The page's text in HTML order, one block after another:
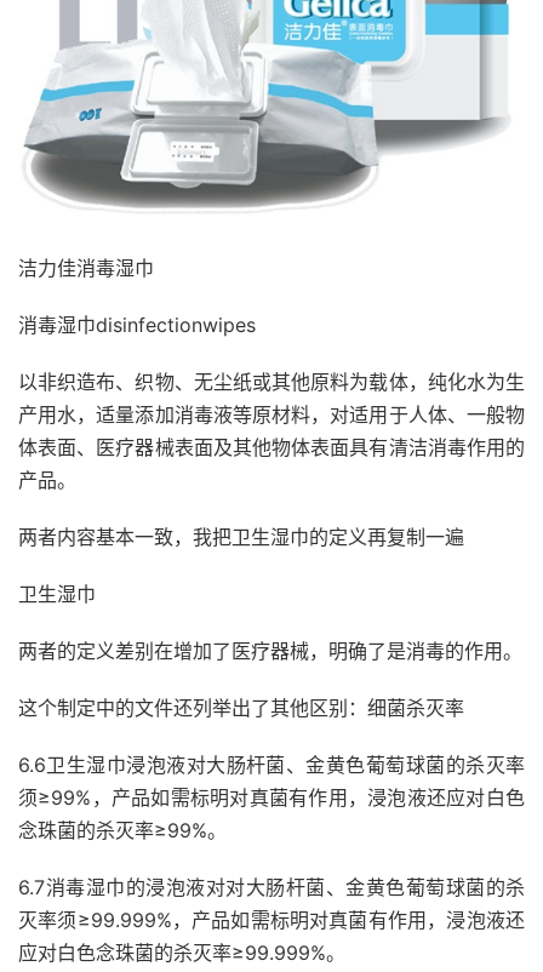
洁力佳消毒湿巾
消毒湿巾disinfectionwipes
以非织造布、织物、无尘纸或其他原料为载体，纯化水为生
产用水，适量添加消毒液等原材料，对适用于人体、一般物
体表面、医疗器械表面及其他物体表面具有清洁消毒作用的
产品。
两者内容基本一致，我把卫生湿巾的定义再复制一遍
卫生湿巾
两者的定义差别在增加了医疗器械，明确了是消毒的作用。
这个制定中的文件还列举出了其他区别：细菌杀灭率
6.6卫生湿巾浸泡液对大肠杆菌、金黄色葡萄球菌的杀灭率
须≥99%，产品如需标明对真菌有作用，浸泡液还应对白色
念珠菌的杀灭率≥99%。
6.7消毒湿巾的浸泡液对对大肠杆菌、金黄色葡萄球菌的杀
灭率须≥99.999%，产品如需标明对真菌有作用，浸泡液还
应对白色念珠菌的杀灭率≥99.999%。